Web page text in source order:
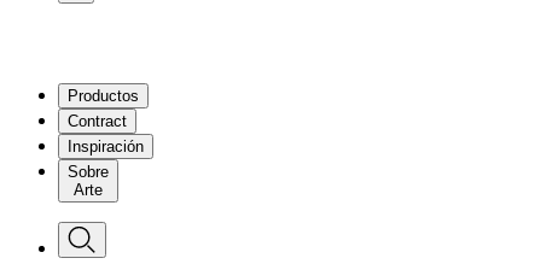
Productos
Contract
Inspiración
Sobre
Arte